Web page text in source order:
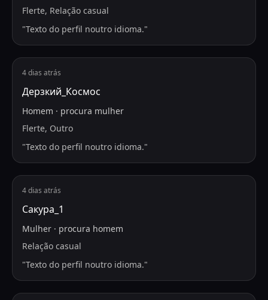
Flerte, Relação casual
"Texto do perfil noutro idioma."
4 dias atrás
Дерзкий_Космос
Homem · procura mulher
Flerte, Outro
"Texto do perfil noutro idioma."
4 dias atrás
Сакура_1
Mulher · procura homem
Relação casual
"Texto do perfil noutro idioma."